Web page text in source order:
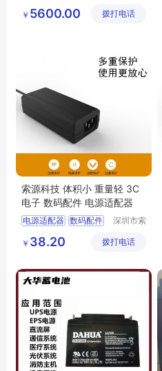
技有限公
￥ 5600.00 拨打电话
索源科技 体积小 重量轻 3C
电子 数码配件 电源适配器
电源适配器 数码配件
深圳市索
限公司
￥ 38.20 拨打电话